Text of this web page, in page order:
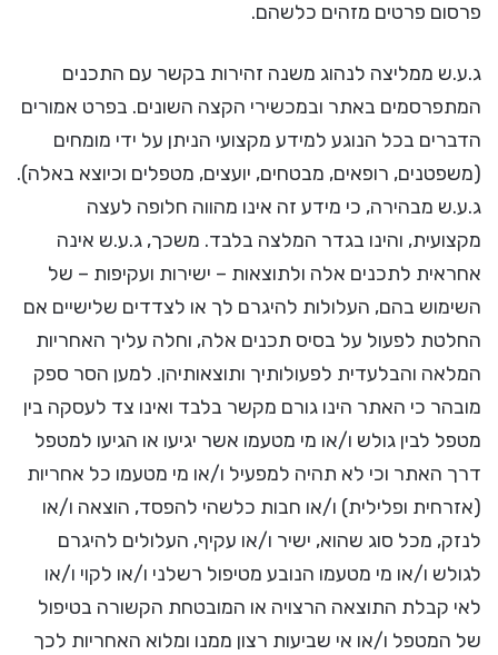
פרסום פרטים מזהים כלשהם.
ג.ע.ש ממליצה לנהוג משנה זהירות בקשר עם התכנים
המתפרסמים באתר ובמכשירי הקצה השונים. בפרט אמורים
הדברים בכל הנוגע למידע מקצועי הניתן על ידי מומחים
(משפטנים, רופאים, מבטחים, יועצים, מטפלים וכיוצא באלה).
ג.ע.ש מבהירה, כי מידע זה אינו מהווה חלופה לעצה
מקצועית, והינו בגדר המלצה בלבד. משכך, ג.ע.ש אינה
אחראית לתכנים אלה ולתוצאות – ישירות ועקיפות – של
השימוש בהם, העלולות להיגרם לך או לצדדים שלישיים אם
החלטת לפעול על בסיס תכנים אלה, וחלה עליך האחריות
המלאה והבלעדית לפעולותיך ותוצאותיהן. למען הסר ספק
מובהר כי האתר הינו גורם מקשר בלבד ואינו צד לעסקה בין
מטפל לבין גולש ו/או מי מטעמו אשר יגיעו או הגיעו למטפל
דרך האתר וכי לא תהיה למפעיל ו/או מי מטעמו כל אחריות
(אזרחית ופלילית) ו/או חבות כלשהי להפסד, הוצאה ו/או
לנזק, מכל סוג שהוא, ישיר ו/או עקיף, העלולים להיגרם
לגולש ו/או מי מטעמו הנובע מטיפול רשלני ו/או לקוי ו/או
לאי קבלת התוצאה הרצויה או המובטחת הקשורה בטיפול
של המטפל ו/או אי שביעות רצון ממנו ומלוא האחריות לכך